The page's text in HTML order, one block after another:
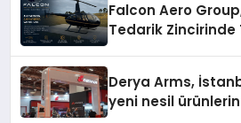
Falcon Aero
Tedarik Zincirinde
Derya Arms,
yeni nesil